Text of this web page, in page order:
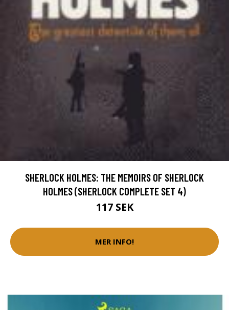
SHERLOCK HOLMES: THE MEMOIRS OF SHERLOCK
HOLMES (SHERLOCK COMPLETE SET 4)
117 SEK
MER INFO!